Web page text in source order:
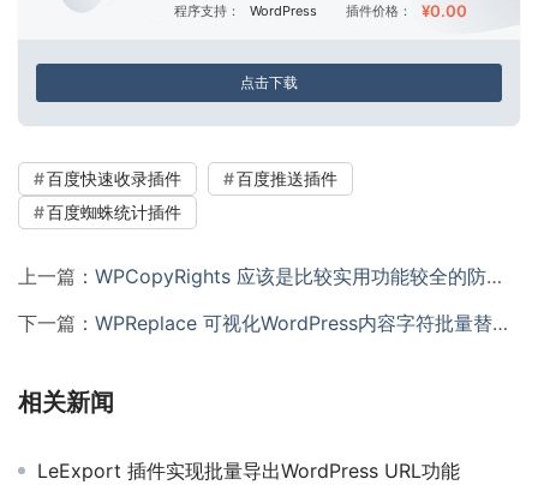
程序支持：
WordPress 插件价格： ¥0.00
点击下载
百度快速收录插件
百度推送插件
百度蜘蛛统计插件
上一篇： WPCopyRights 应该是比较实用功能较全的防止复制版权插件
下一篇： WPReplace 可视化WordPress内容字符批量替换插件
相关新闻
LeExport 插件实现批量导出WordPress URL功能